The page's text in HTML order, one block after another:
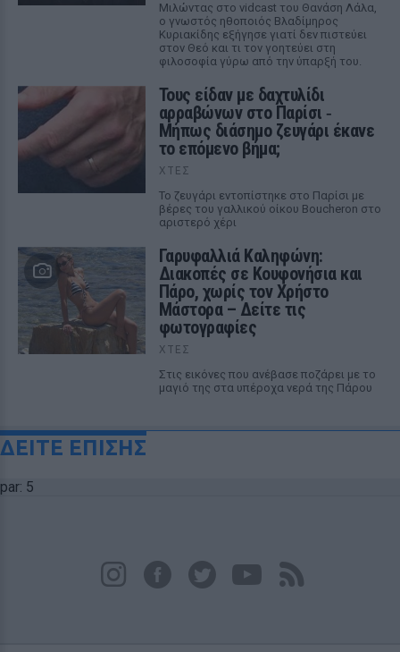
Μιλώντας στο vidcast του Θανάση Λάλα,
ο γνωστός ηθοποιός Βλαδίμηρος
Κυριακίδης εξήγησε γιατί δεν πιστεύει
στον Θεό και τι τον γοητεύει στη
φιλοσοφία γύρω από την ύπαρξή του.
Τους είδαν με δαχτυλίδι
αρραβώνων στο Παρίσι ‑
Μήπως διάσημο ζευγάρι έκανε
το επόμενο βήμα;
ΧΤΕΣ
Το ζευγάρι εντοπίστηκε στο Παρίσι με
βέρες του γαλλικού οίκου Boucheron στο
αριστερό χέρι
Γαρυφαλλιά Καληφώνη:
Διακοπές σε Κουφονήσια και
Πάρο, χωρίς τον Χρήστο
Μάστορα – Δείτε τις
φωτογραφίες
ΧΤΕΣ
Στις εικόνες που ανέβασε ποζάρει με το
μαγιό της στα υπέροχα νερά της Πάρου
ΔΕΙΤΕ ΕΠΙΣΗΣ
par: 5